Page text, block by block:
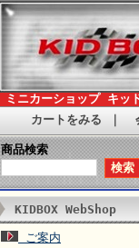
ミニカーショップ キッ
カートをみる
商品検索
KIDBOX WebShop
ご案内